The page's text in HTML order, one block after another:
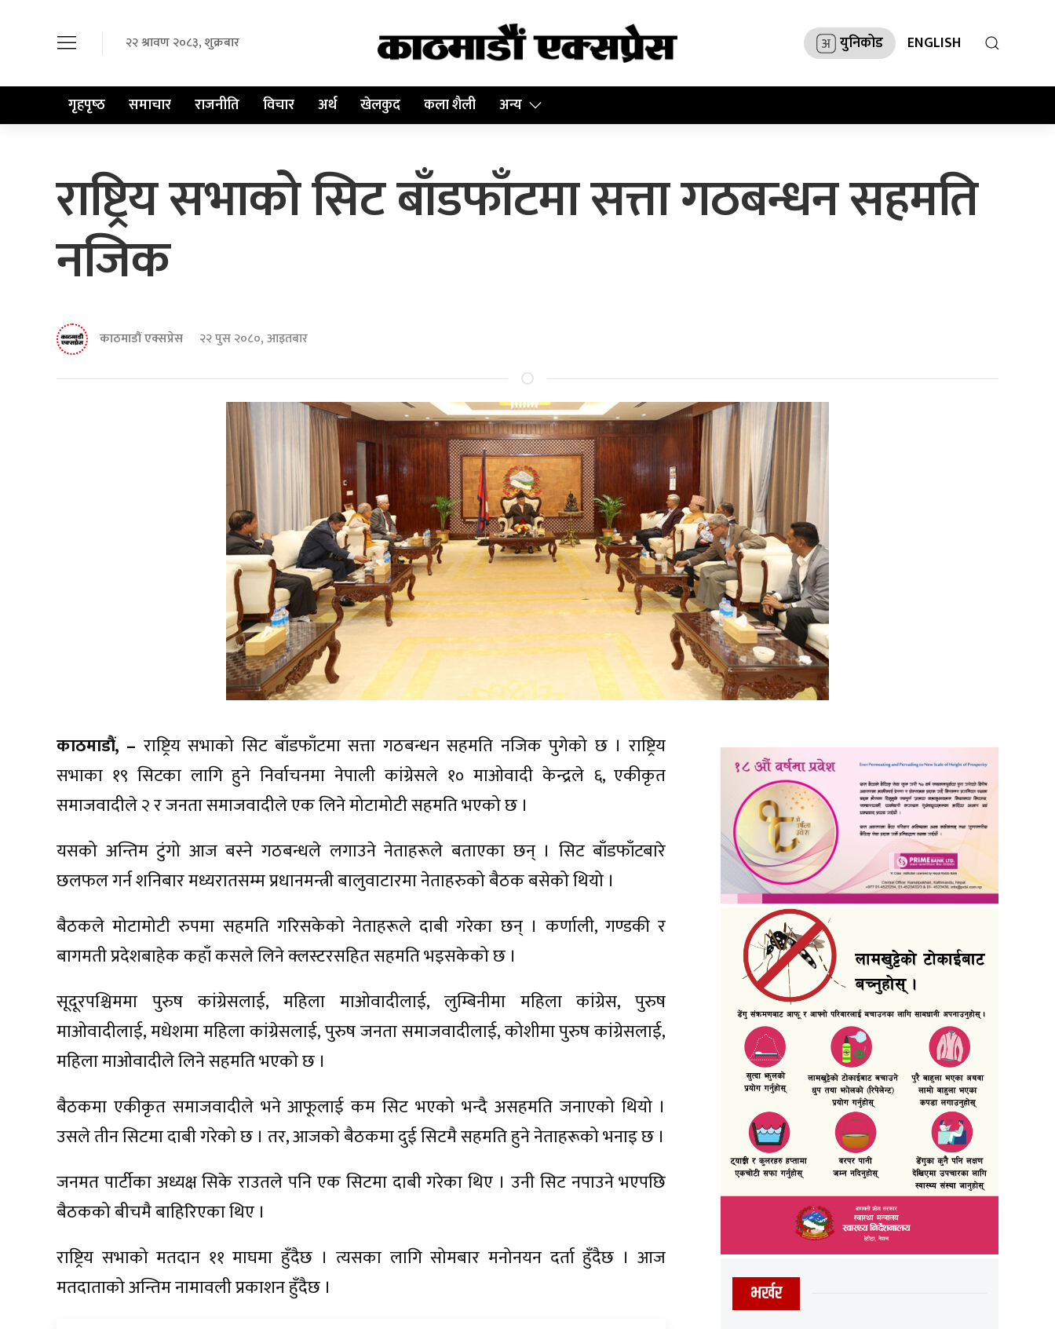
२२ श्रावण २०८३, शुक्रबार युनिकोड ENGLISH
गृहपृष्‍ठ समाचार राजनीति विचार अर्थ खेलकुद कला शैली अन्य
राष्ट्रिय सभाको सिट बाँडफाँटमा सत्ता गठबन्धन सहमति
नजिक
काठमाडौं एक्सप्रेस २२ पुस २०८०, आइतबार
काठमाडौं, – राष्ट्रिय सभाको सिट बाँडफाँटमा सत्ता गठबन्धन सहमति नजिक पुगेको छ । राष्ट्रिय
सभाका १९ सिटका लागि हुने निर्वाचनमा नेपाली कांग्रेसले १० माओवादी केन्द्रले ६, एकीकृत
समाजवादीले २ र जनता समाजवादीले एक लिने मोटामोटी सहमति भएको छ ।
यसको अन्तिम टुंगो आज बस्ने गठबन्धले लगाउने नेताहरूले बताएका छन् । सिट बाँडफाँटबारे
छलफल गर्न शनिबार मध्यरातसम्म प्रधानमन्त्री बालुवाटारमा नेताहरुको बैठक बसेको थियो ।
बैठकले मोटामोटी रुपमा सहमति गरिसकेको नेताहरूले दाबी गरेका छन् । कर्णाली, गण्डकी र
बागमती प्रदेशबाहेक कहाँ कसले लिने क्लस्टरसहित सहमति भइसकेको छ ।
सूदूरपश्चिममा पुरुष कांग्रेसलाई, महिला माओवादीलाई, लुम्बिनीमा महिला कांग्रेस, पुरुष
माओवादीलाई, मधेशमा महिला कांग्रेसलाई, पुरुष जनता समाजवादीलाई, कोशीमा पुरुष कांग्रेसलाई,
महिला माओवादीले लिने सहमति भएको छ ।
बैठकमा एकीकृत समाजवादीले भने आफूलाई कम सिट भएको भन्दै असहमति जनाएको थियो ।
उसले तीन सिटमा दाबी गरेको छ । तर, आजको बैठकमा दुई सिटमै सहमति हुने नेताहरूको भनाइ छ ।
जनमत पार्टीका अध्यक्ष सिके राउतले पनि एक सिटमा दाबी गरेका थिए । उनी सिट नपाउने भएपछि
बैठकको बीचमै बाहिरिएका थिए ।
राष्ट्रिय सभाको मतदान ११ माघमा हुँदैछ । त्यसका लागि सोमबार मनोनयन दर्ता हुँदैछ । आज
मतदाताको अन्तिम नामावली प्रकाशन हुँदैछ ।
भर्खर